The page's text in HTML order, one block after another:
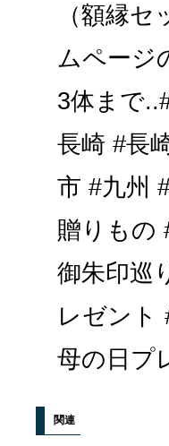
（額縁
ムページ
3体まで
長崎 #長
市 #九州
贈りもの
御朱印巡
レゼント
母の日プ
関連